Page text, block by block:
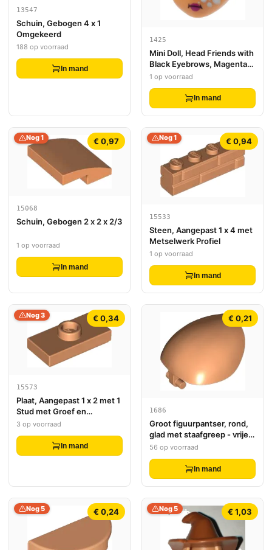
13547
Schuin, Gebogen 4 x 1
Omgekeerd
188 op voorraad
In mand
1425
Mini Doll, Head Friends with
Black Eyebrows, Magenta
Goggles and Lips, White
1 op voorraad
In mand
€ 0,97
Nog 1
15068
Schuin, Gebogen 2 x 2 x 2/3
1 op voorraad
In mand
€ 0,94
Nog 1
15533
Steen, Aangepast 1 x 4 met
Metselwerk Profiel
1 op voorraad
In mand
€ 0,34
Nog 3
15573
Plaat, Aangepast 1 x 2 met 1
Stud met Groef en
Onderkant Stud Houder
3 op voorraad
In mand
€ 0,21
1686
Groot figuurpantser, rond,
glad met staafgreep - vrije
uiteinden
56 op voorraad
In mand
€ 0,24
Nog 5 € 1,03
Nog 5